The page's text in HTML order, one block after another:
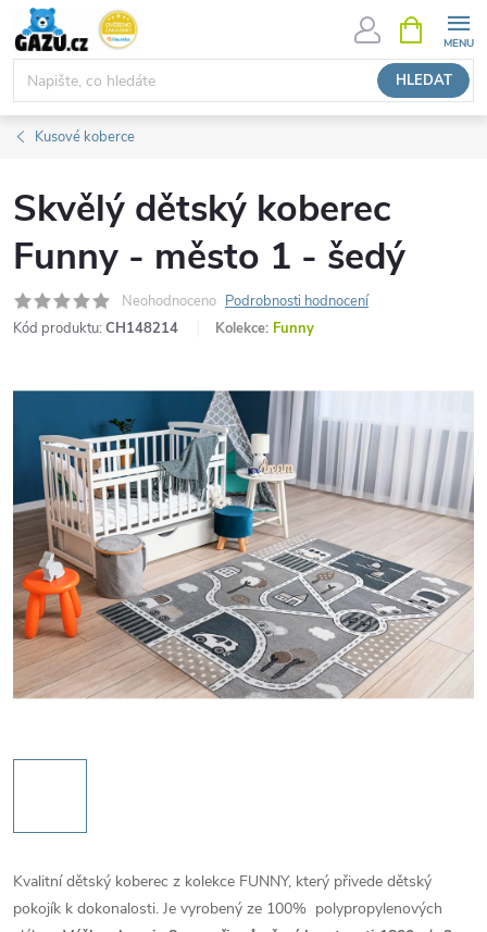
Přejít
obsah
HLEDAT
NÁKUPNÍ
KOŠÍK
Kusové koberce
Skvělý dětský koberec
Funny - město 1 - šedý
Neohodnoceno Podrobnosti hodnocení
Kód produktu: CH148214 Kolekce: Funny
Kvalitní dětský koberec z kolekce FUNNY, který přivede dětský
pokojík k dokonalosti. Je vyrobený ze 100% polypropylenových